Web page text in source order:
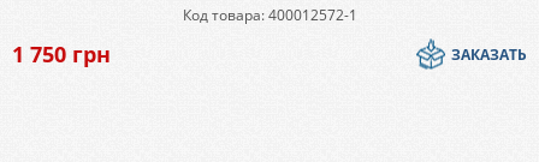
Код товара: 400012572-1
1 750 грн ЗАКАЗАТЬ